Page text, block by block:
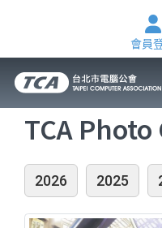
會員
TCA
2026 2025